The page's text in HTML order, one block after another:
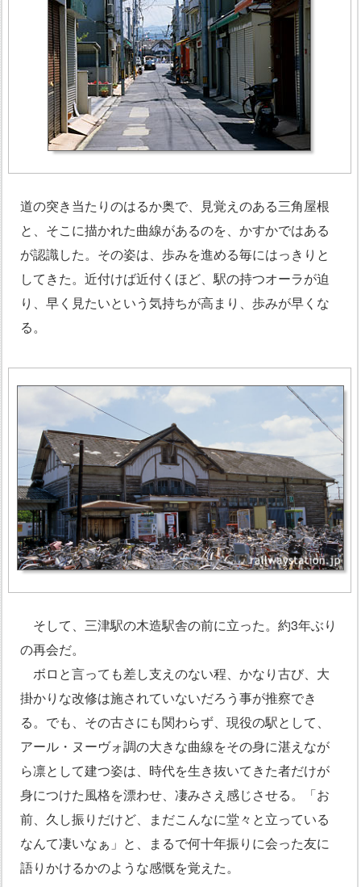
道の突き当たりのはるか奥で、見覚えのある三角屋根
と、そこに描かれた曲線があるのを、かすかではある
が認識した。その姿は、歩みを進める毎にはっきりと
してきた。近付けば近付くほど、駅の持つオーラが迫
り、早く見たいという気持ちが高まり、歩みが早くな
る。
そして、三津駅の木造駅舎の前に立った。約3年ぶり
の再会だ。
ボロと言っても差し支えのない程、かなり古び、大
掛かりな改修は施されていないだろう事が推察でき
る。でも、その古さにも関わらず、現役の駅として、
アール・ヌーヴォ調の大きな曲線をその身に湛えなが
ら凛として建つ姿は、時代を生き抜いてきた者だけが
身につけた風格を漂わせ、凄みさえ感じさせる。「お
前、久し振りだけど、まだこんなに堂々と立っている
なんて凄いなぁ」と、まるで何十年振りに会った友に
語りかけるかのような感慨を覚えた。